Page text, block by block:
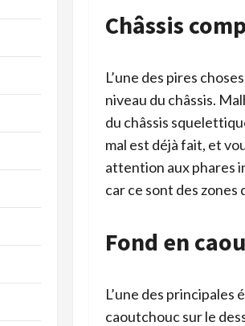
Châssis
L’une des pires
niveau du châssis.
du châssis
mal est déjà fait, et
attention aux phares
car ce sont des zones
Fond en
L’une des
caoutchouc sur le